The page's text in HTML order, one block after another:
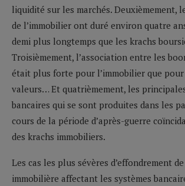
liquidité sur les marchés. Deuxièmement,
de l’immobilier ont duré environ quatre
demi plus longtemps que les krachs
Troisièmement, l’association entre les
était plus forte pour l’immobilier que
valeurs… Et quatrièmement, les
bancaires qui se sont produites dans les
cours de la période d’après-guerre
des krachs immobiliers.
Les cas les plus sévères d’effondrement
immobilière affectant les systèmes